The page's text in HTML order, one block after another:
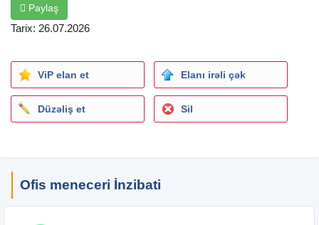
Paylaş
Tarix: 26.07.2026
ViP elan et Elanı irəli çək
Düzəliş et Sil
Ofis meneceri İnzibati